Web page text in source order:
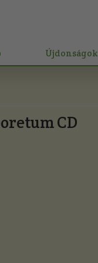
Újdonságok
CD